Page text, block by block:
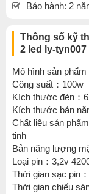
Bảo hành: 2
Thông số kỹ
2 led ly-tyn007
Mô hình sản
Công suất：100w
Kích thước đèn：
Kích thước bản
Chất liệu sản
tinh
Bản năng lượng
Loại pin：3,2v
Thời gian sạc pin
Thời gian chiếu